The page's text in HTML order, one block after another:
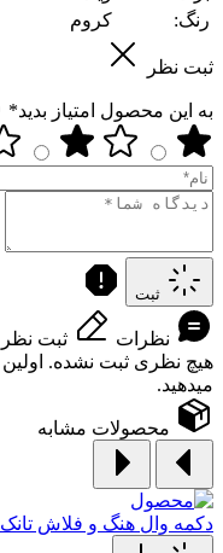
رنگ:
کروم
ثبت نظر
به این محصول امتیاز بدید*
ثبت
نظرات
ثبت نظر
هیچ نظری ثبت نشده.
میدهید.
محصولات مشابه
دکمه وال هنگ و فلاش تانک